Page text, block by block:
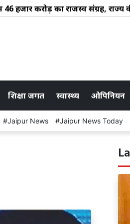
हजार करोड़ का राजस्व संग्रह, राज्य
शिक्षा जगत स्वास्थ्य ओपिनियन
Jaipur News Jaipur News Today